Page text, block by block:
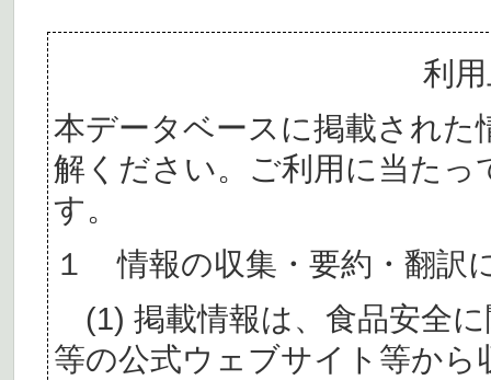
利
本データベースに掲載された
解ください。ご利用に当た
す。
１ 情報の収集・要約・翻訳
(1) 掲載情報は、食品安全
等の公式ウェブサイト等か